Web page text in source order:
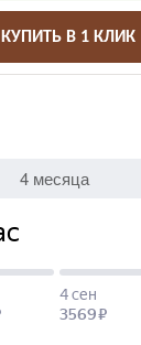
КУПИТЬ В 1 КЛИК